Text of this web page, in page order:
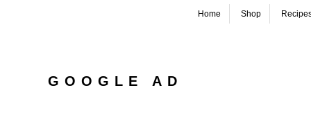
Home Shop
GOOGLE AD